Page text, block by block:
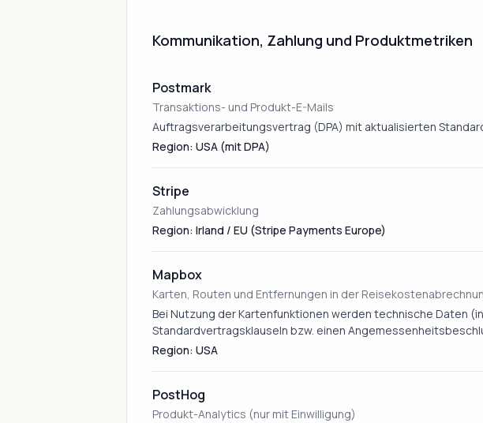
Kommunikation, Zahlung und Produktmetriken
Postmark
Transaktions- und Produkt-E-Mails
Auftragsverarbeitungsvertrag (DPA) mit aktualisierten
Region: USA (mit DPA)
Stripe
Zahlungsabwicklung
Region: Irland / EU (Stripe Payments Europe)
Mapbox
Karten, Routen und Entfernungen in der
Bei Nutzung der Kartenfunktionen werden technische Daten
Standardvertragsklauseln bzw. einen
Region: USA
PostHog
Produkt-Analytics (nur mit Einwilligung)